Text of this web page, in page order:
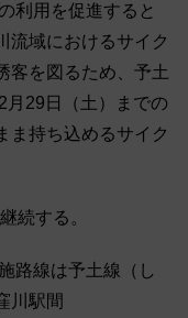
利用を促進すると
流域におけるサイク
客を図るため、予土
月29日（土）までの
ま持ち込めるサイク
続する。
路線は予土線（し
川駅間